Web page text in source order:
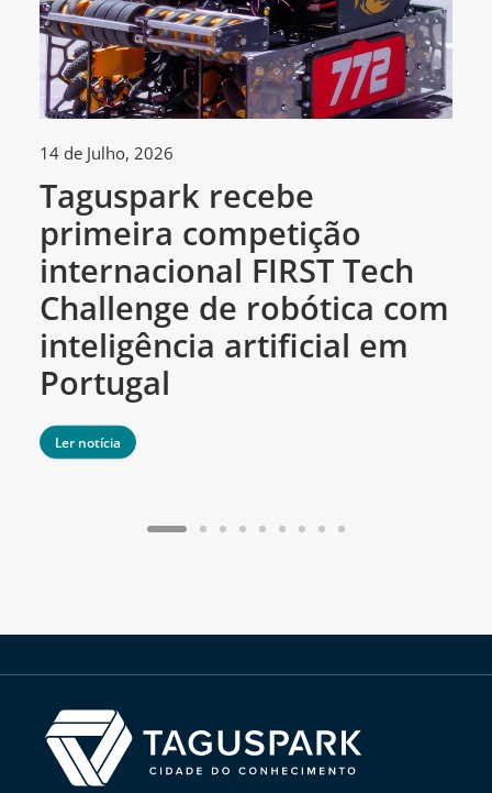
14 de Julho, 2026
Taguspark recebe
primeira competição
internacional FIRST Tech
Challenge de robótica com
inteligência artificial em
Portugal
Ler notícia